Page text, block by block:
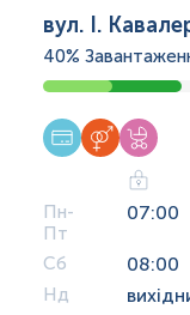
вул. І.
40%
Пн-
Пт
07:00
Сб 08:00
Нд